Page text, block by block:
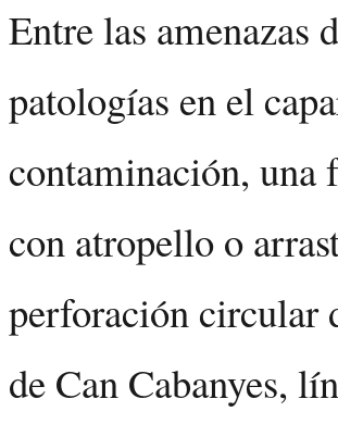
Entre las amenazas
patologías en el
contaminación, una
con atropello o
perforación circular
de Can Cabanyes,